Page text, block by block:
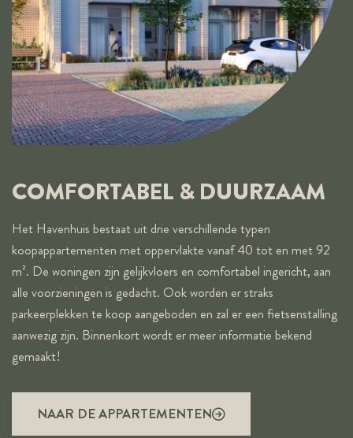
COMFORTABEL & DUURZAAM
Het Havenhuis bestaat uit drie verschillende typen
koopappartementen met oppervlakte vanaf 40 tot en met 92
m². De woningen zijn gelijkvloers en comfortabel ingericht, aan
alle voorzieningen is gedacht. Ook worden er straks
parkeerplekken te koop aangeboden en zal er een fietsenstalling
aanwezig zijn. Binnenkort wordt er meer informatie bekend
gemaakt!
NAAR DE APPARTEMENTEN